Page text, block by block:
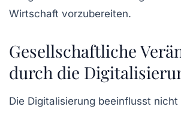
Wirtschaft vorzubereiten.
Gesellschaftliche
durch die
Die Digitalisierung beeinflusst nicht